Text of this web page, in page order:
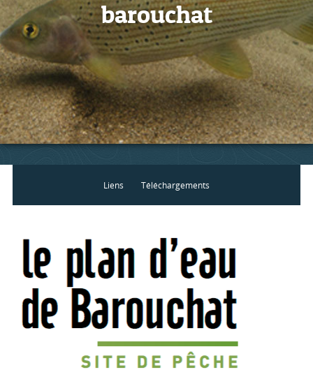
barouchat
Liens Téléchargements